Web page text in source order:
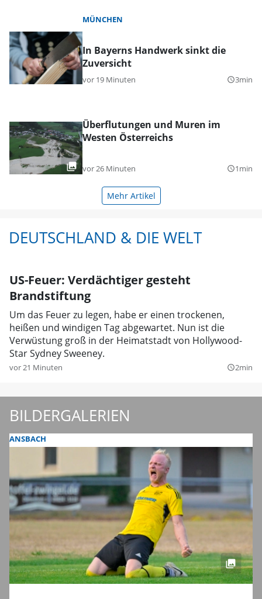
MÜNCHEN
In Bayerns Handwerk sinkt die
Zuversicht
vor 19 Minuten query_builder3min
Überflutungen und Muren im
Westen Österreichs
vor 26 Minuten query_builder1min
Mehr Artikel
DEUTSCHLAND & DIE WELT
US-Feuer: Verdächtiger gesteht
Brandstiftung
Um das Feuer zu legen, habe er einen trockenen,
heißen und windigen Tag abgewartet. Nun ist die
Verwüstung groß in der Heimatstadt von Hollywood-
Star Sydney Sweeney.
vor 21 Minuten query_builder2min
BILDERGALERIEN
ANSBACH